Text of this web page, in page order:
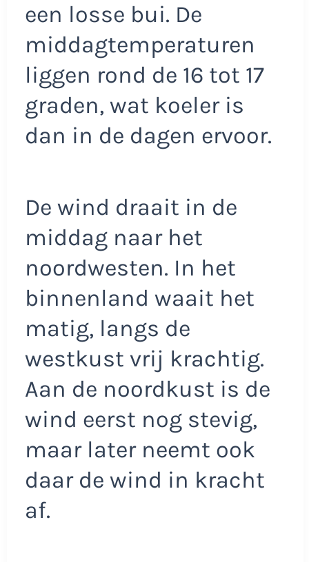
een losse bui. De
middagtemperaturen
liggen rond de 16 tot 17
graden, wat koeler is
dan in de dagen ervoor.
De wind draait in de
middag naar het
noordwesten. In het
binnenland waait het
matig, langs de
westkust vrij krachtig.
Aan de noordkust is de
wind eerst nog stevig,
maar later neemt ook
daar de wind in kracht
af.